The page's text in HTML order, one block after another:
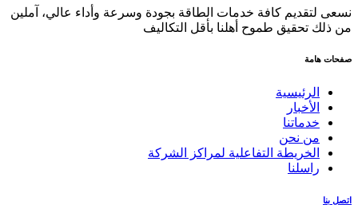
نسعى لتقديم كافة خدمات الطاقة بجودة وسرعة وأداء عالي، آملين
من ذلك تحقيق طموح أهلنا بأقل التكاليف
صفحات هامة
الرئيسية
الأخبار
خدماتنا
من نحن
الخريطة التفاعلية لمراكز الشركة
راسلنا
اتصل بنا